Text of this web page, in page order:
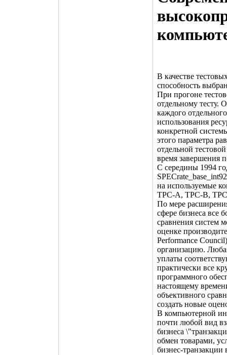
В качестве
способность
При прогоне
отдельному тесту.
каждого
использования
конкретной
этого параметра
отдельной
время завершения
С середины 1994
на используемые
TPC-A, TPC-B,
По мере
сфере бизнеса все
сравнения систем
оценке
Performance
организацию.
уплаты
практически все
программного
настоящему
объективного
создать новые
В компьютерной
почти любой вид
бизнеса
обмен товарами,
бизнес-